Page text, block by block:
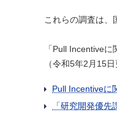
これらの調査は、
「Pull Incentive
（令和5年2月15日
Pull Incentiveに
「研究開発優